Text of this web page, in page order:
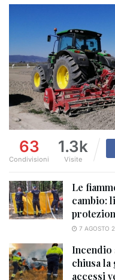
63
Condivisioni
1.3k
Visite
Le
cambio:
7 AGOSTO
Incendio
chiusa
accessi